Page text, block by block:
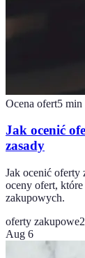
Ocena ofert5 min
Jak ocenić
zasady
Jak ocenić oferty
oceny ofert,
zakupowych.
oferty zakupowe
Aug 6